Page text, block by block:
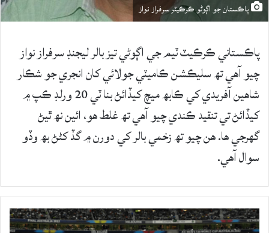
پاڪستان جو اڳوڻو ڪرڪيٽر سرفراز نواز
پاڪستاني ڪرڪيٽ ٽيم جي اڳوڻي تيز بالر ليجنڊ سرفراز نواز
چيو آهي تھ سليڪشن ڪاميٽي جولائي کان انجري جو شڪار
شاهين آفريدي کي ڪابھ ميچ کيڏائڻ بنا ٽي 20 ورلڊ ڪپ ۾
کيڏائڻ تي تنقيد ڪندي چيو آهي تھ غلط هو، ائين نھ ٿيڻ
گهرجي ها. هن چيو تھ زخمي بالر کي دورن ۾ گڏ کڻڻ بھ وڏو
سوال آهي.